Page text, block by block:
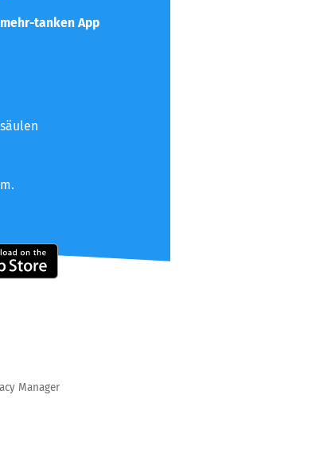
mehr-tanken App
Manager